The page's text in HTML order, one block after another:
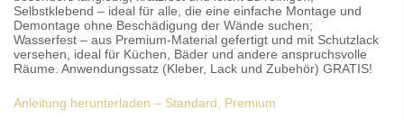
Selbstklebend – ideal für alle, die eine einfache Montage und
Demontage ohne Beschädigung der Wände suchen;
Wasserfest – aus Premium-Material gefertigt und mit Schutzlack
versehen, ideal für Küchen, Bäder und andere anspruchsvolle
Räume. Anwendungssatz (Kleber, Lack und Zubehör) GRATIS!
Anleitung herunterladen – Standard, Premium